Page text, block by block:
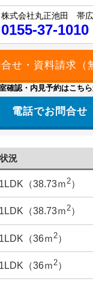
株式会社丸正池田 帯
0155-37-1010
確認・内見予約はこち
電話でお問合せ
況
（38.73ｍ2）
（38.73ｍ2）
（36ｍ 2）
（36ｍ 2）